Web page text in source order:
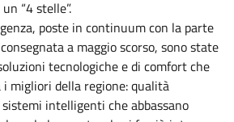
“4 stelle”.
poste in continuum con la parte
a maggio scorso, sono state
tecnologiche e di comfort che
migliori della regione: qualità
intelligenti che abbassano